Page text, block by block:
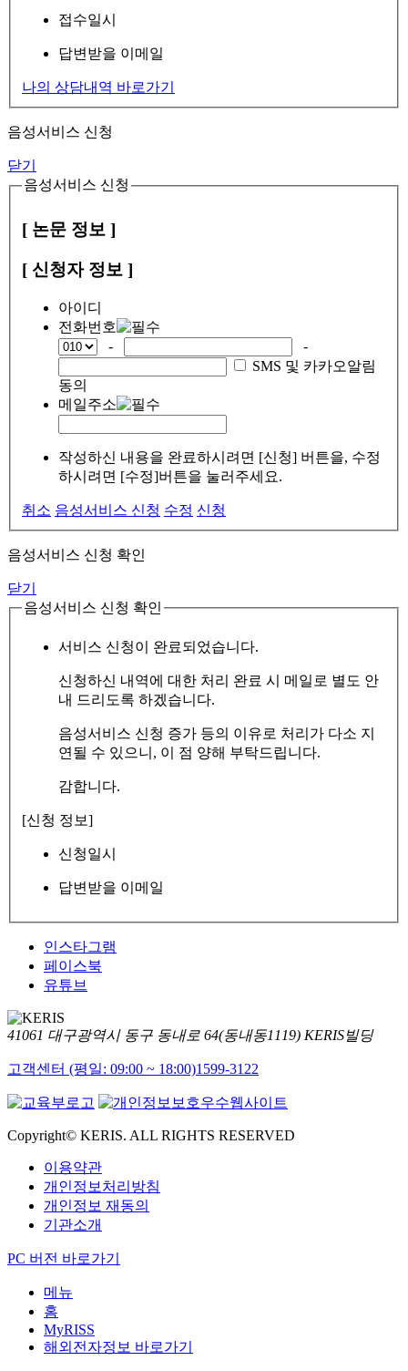
접수일시
답변받을 이메일
나의 상담내역 바로가기
음성서비스 신청
닫기
음성서비스 신청
[ 논문 정보 ]
[ 신청자 정보 ]
아이디
전화번호
-
-
SMS 및 카카오알림
동의
메일주소
작성하신 내용을 완료하시려면 [신청] 버튼을, 수정
하시려면 [수정]버튼을 눌러주세요.
취소 음성서비스 신청 수정 신청
음성서비스 신청 확인
닫기
음성서비스 신청 확인
서비스 신청이 완료되었습니다.
신청하신 내역에 대한 처리 완료 시 메일로 별도 안
내 드리도록 하겠습니다.
음성서비스 신청 증가 등의 이유로 처리가 다소 지
연될 수 있으니, 이 점 양해 부탁드립니다.
감합니다.
[신청 정보]
신청일시
답변받을 이메일
인스타그램
페이스북
유튜브
41061 대구광역시 동구 동내로 64(동내동1119) KERIS빌딩
고객센터 (평일: 09:00 ~ 18:00)1599-3122
Copyright© KERIS. ALL RIGHTS RESERVED
이용약관
개인정보처리방침
개인정보 재동의
기관소개
PC 버전 바로가기
메뉴
홈
MyRISS
해외전자정보 바로가기